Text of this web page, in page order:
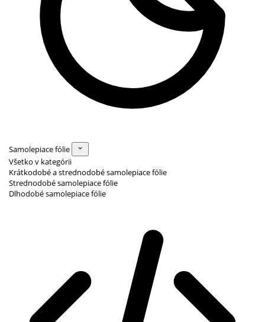
Samolepiace fólie
Všetko v kategórii
Krátkodobé a strednodobé samolepiace fólie
Strednodobé samolepiace fólie
Dlhodobé samolepiace fólie